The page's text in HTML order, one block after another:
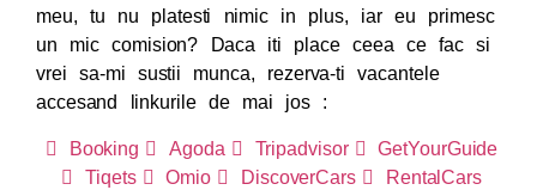
meu, tu nu platesti nimic in plus, iar eu primesc
un mic comision? Daca iti place ceea ce fac si
vrei sa-mi sustii munca, rezerva-ti vacantele
accesand linkurile de mai jos :
Booking Agoda Tripadvisor
GetYourGuide
Tiqets
Omio DiscoverCars
RentalCars